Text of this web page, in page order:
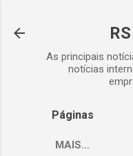
As principais
notícias
Páginas
MAIS…